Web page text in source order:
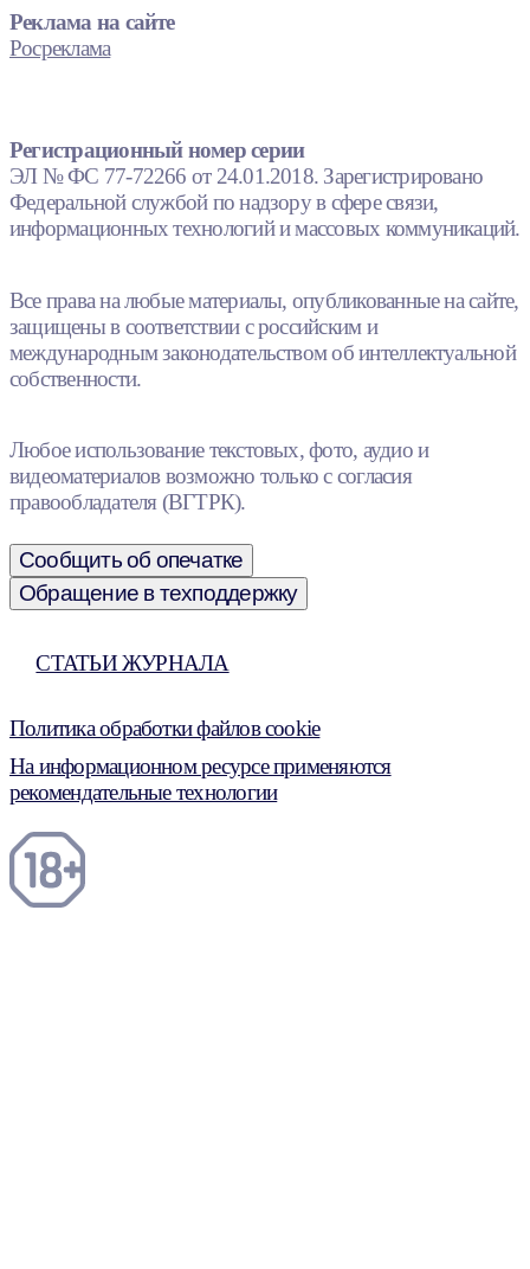
Реклама на сайте
Росреклама
Регистрационный номер серии
ЭЛ № ФС 77-72266 от 24.01.2018. Зарегистрировано
Федеральной службой по надзору в сфере связи,
информационных технологий и массовых коммуникаций.
Все права на любые материалы, опубликованные на сайте,
защищены в соответствии с российским и
международным законодательством об интеллектуальной
собственности.
Любое использование текстовых, фото, аудио и
видеоматериалов возможно только с согласия
правообладателя (ВГТРК).
Сообщить об опечатке
Обращение в техподдержку
СТАТЬИ ЖУРНАЛА
Политика обработки файлов cookie
На информационном ресурсе применяются
рекомендательные технологии